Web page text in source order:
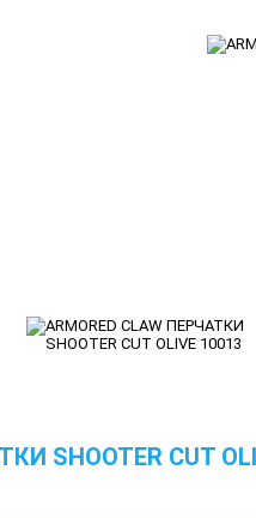
SHOOTER CUT